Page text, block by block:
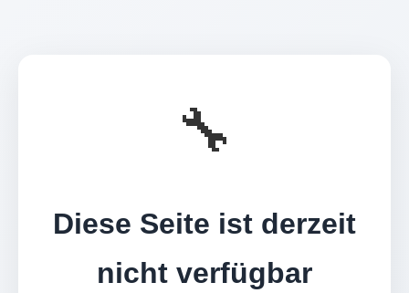
🔧
Diese Seite ist derzeit
nicht verfügbar